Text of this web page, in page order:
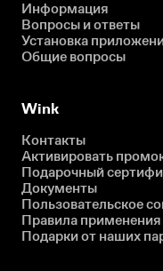
Информация
Вопросы и ответы
Установка
Общие вопросы
Wink
Контакты
Активировать
Подарочный
Документы
Пользовательское
Правила
Подарки от наших